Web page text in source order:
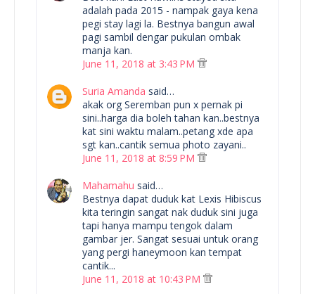
adalah pada 2015 - nampak gaya kena
pegi stay lagi la. Bestnya bangun awal
pagi sambil dengar pukulan ombak
manja kan.
June 11, 2018 at 3:43 PM
Suria Amanda said…
akak org Seremban pun x pernak pi
sini..harga dia boleh tahan kan..bestnya
kat sini waktu malam..petang xde apa
sgt kan..cantik semua photo zayani..
June 11, 2018 at 8:59 PM
Mahamahu said…
Bestnya dapat duduk kat Lexis Hibiscus
kita teringin sangat nak duduk sini juga
tapi hanya mampu tengok dalam
gambar jer. Sangat sesuai untuk orang
yang pergi haneymoon kan tempat
cantik...
June 11, 2018 at 10:43 PM